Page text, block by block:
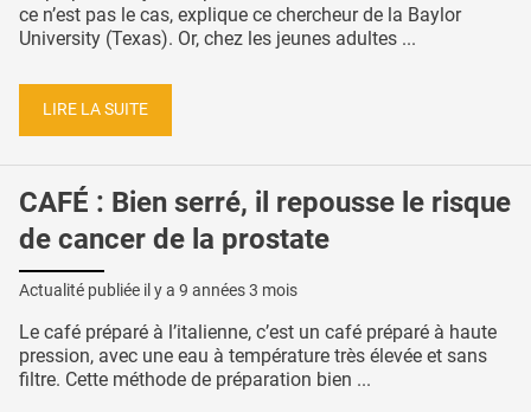
ce n’est pas le cas, explique ce chercheur de la Baylor
University (Texas). Or, chez les jeunes adultes ...
LIRE LA SUITE
CAFÉ : Bien serré, il repousse le risque
de cancer de la prostate
Actualité publiée il y a 9 années 3 mois
Le café préparé à l’italienne, c’est un café préparé à haute
pression, avec une eau à température très élevée et sans
filtre. Cette méthode de préparation bien ...